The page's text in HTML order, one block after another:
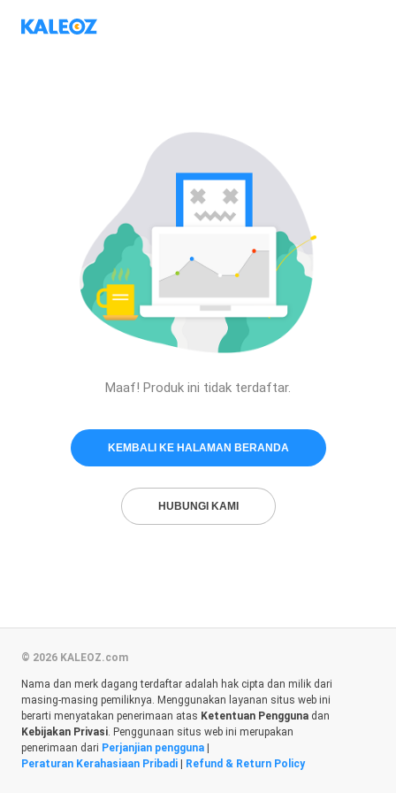
Maaf! Produk ini tidak terdaftar.
KEMBALI KE HALAMAN BERANDA
HUBUNGI KAMI
© 2026 KALEOZ.com
Nama dan merk dagang terdaftar adalah hak cipta dan milik dari
masing-masing pemiliknya. Menggunakan layanan situs web ini
berarti menyatakan penerimaan atas Ketentuan Pengguna dan
Kebijakan Privasi. Penggunaan situs web ini merupakan
penerimaan dari Perjanjian pengguna
Peraturan Kerahasiaan Pribadi
Refund & Return Policy